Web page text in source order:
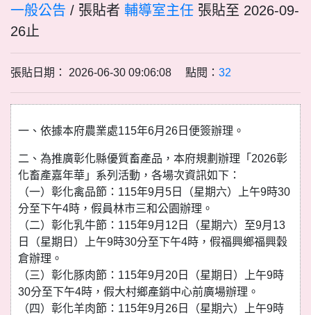
一般公告 / 張貼者 輔導室主任 張貼至 2026-09-
26止
張貼日期： 2026-06-30 09:06:08 點閱： 32
一、依據本府農業處115年6月26日便簽辦理。
二、為推廣彰化縣優質畜產品，本府規劃辦理「2026彰
化畜產嘉年華」系列活動，各場次資訊如下：
（一）彰化禽品節：115年9月5日（星期六）上午9時30
分至下午4時，假員林市三和公園辦理。
（二）彰化乳牛節：115年9月12日（星期六）至9月13
日（星期日）上午9時30分至下午4時，假福興鄉福興穀
倉辦理。
（三）彰化豚肉節：115年9月20日（星期日）上午9時
30分至下午4時，假大村鄉產銷中心前廣場辦理。
（四）彰化羊肉節：115年9月26日（星期六）上午9時